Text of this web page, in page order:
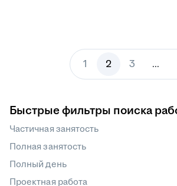
1 2 3 ...
Быстрые фильтры поиска
Частичная занятость
Полная занятость
Полный день
Проектная работа